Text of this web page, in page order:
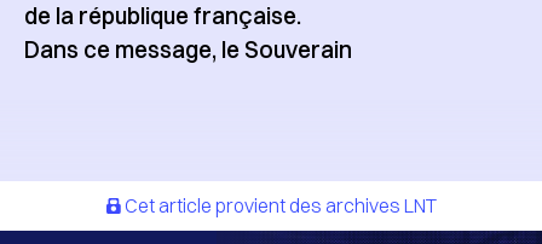
de la république française.
Dans ce message, le Souverain
Cet article provient des archives LNT